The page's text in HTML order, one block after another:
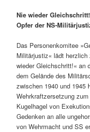
Nie wieder
Opfer der NS-
Das Personenkomitee
Militärjustiz« lädt
wieder Gleichschritt!« an
dem Gelände des
zwischen 1940 und 1945
Wehrkraftzersetzung
Kugelhagel von
Gedenken an alle
von Wehrmacht und SS